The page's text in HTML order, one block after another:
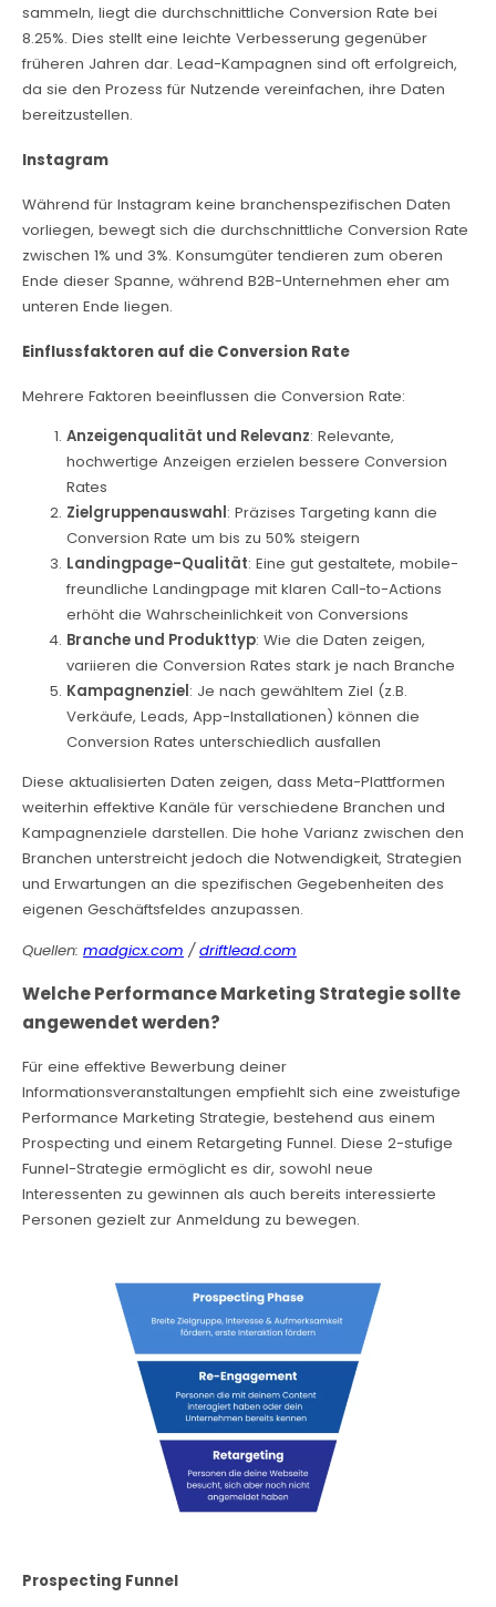
sammeln, liegt die durchschnittliche Conversion Rate bei
8.25%. Dies stellt eine leichte Verbesserung gegenüber
früheren Jahren dar. Lead-Kampagnen sind oft erfolgreich,
da sie den Prozess für Nutzende vereinfachen, ihre Daten
bereitzustellen.
Instagram
Während für Instagram keine branchenspezifischen Daten
vorliegen, bewegt sich die durchschnittliche Conversion Rate
zwischen 1% und 3%. Konsumgüter tendieren zum oberen
Ende dieser Spanne, während B2B-Unternehmen eher am
unteren Ende liegen.
Einflussfaktoren auf die Conversion Rate
Mehrere Faktoren beeinflussen die Conversion Rate:
Anzeigenqualität und Relevanz: Relevante,
hochwertige Anzeigen erzielen bessere Conversion
Rates
Zielgruppenauswahl: Präzises Targeting kann die
Conversion Rate um bis zu 50% steigern
Landingpage-Qualität: Eine gut gestaltete, mobile-
freundliche Landingpage mit klaren Call-to-Actions
erhöht die Wahrscheinlichkeit von Conversions
Branche und Produkttyp: Wie die Daten zeigen,
variieren die Conversion Rates stark je nach Branche
Kampagnenziel: Je nach gewähltem Ziel (z.B.
Verkäufe, Leads, App-Installationen) können die
Conversion Rates unterschiedlich ausfallen
Diese aktualisierten Daten zeigen, dass Meta-Plattformen
weiterhin effektive Kanäle für verschiedene Branchen und
Kampagnenziele darstellen. Die hohe Varianz zwischen den
Branchen unterstreicht jedoch die Notwendigkeit, Strategien
und Erwartungen an die spezifischen Gegebenheiten des
eigenen Geschäftsfeldes anzupassen.
Quellen: madgicx.com /driftlead.com
Welche Performance Marketing Strategie sollte
angewendet werden?
Für eine effektive Bewerbung deiner
Informationsveranstaltungen empfiehlt sich eine zweistufige
Performance Marketing Strategie, bestehend aus einem
Prospecting und einem Retargeting Funnel. Diese 2-stufige
Funnel-Strategie ermöglicht es dir, sowohl neue
Interessenten zu gewinnen als auch bereits interessierte
Personen gezielt zur Anmeldung zu bewegen.
Prospecting Funnel